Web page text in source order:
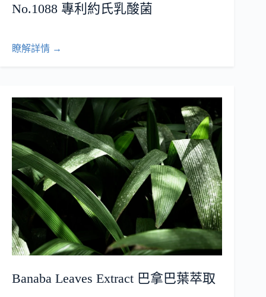
No.1088 專利約氏乳酸菌
瞭解詳情 →
Banaba Leaves Extract 巴拿巴葉萃取